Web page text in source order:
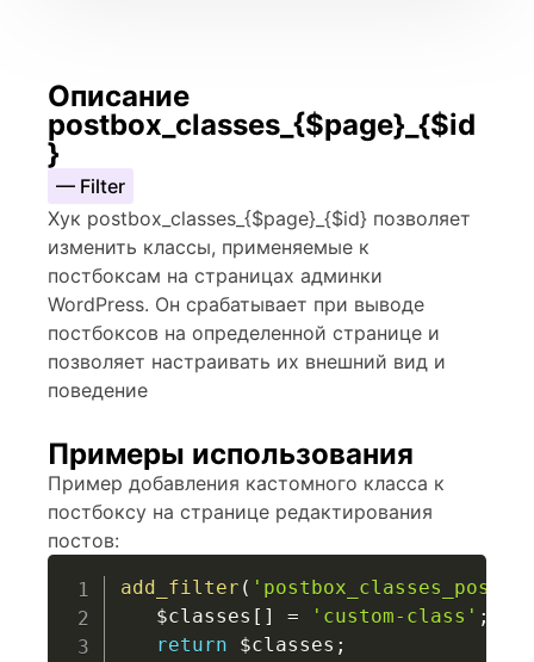
Описание
postbox_classes_{$page}_{$id
}
— Filter
Хук postbox_classes_{$page}_{$id} позволяет
изменить классы, применяемые к
постбоксам на страницах админки
WordPress. Он срабатывает при выводе
постбоксов на определенной странице и
позволяет настраивать их внешний вид и
поведение
Примеры использования
Пример добавления кастомного класса к
постбоксу на странице редактирования
постов:
add_filter (
$classes [ ] = 'custom-class' ;
return
$classes ;